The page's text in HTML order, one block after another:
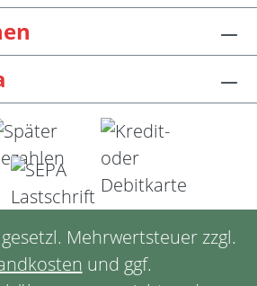
Mehrwertsteuer zzgl.
und ggf.